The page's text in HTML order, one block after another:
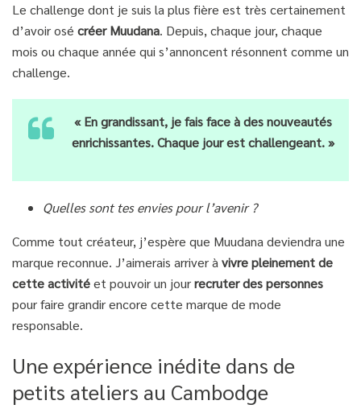
Le challenge dont je suis la plus fière est très certainement
d’avoir osé créer Muudana. Depuis, chaque jour, chaque
mois ou chaque année qui s’annoncent résonnent comme un
challenge.
« En grandissant, je fais face à des nouveautés
enrichissantes. Chaque jour est challengeant. »
Quelles sont tes envies pour l’avenir ?
Comme tout créateur, j’espère que Muudana deviendra une
marque reconnue. J’aimerais arriver àvivre pleinement de
cette activitéet pouvoir un jourrecruter des personnes
pour faire grandir encore cette marque de mode
responsable.
Une expérience inédite dans de
petits ateliers au Cambodge